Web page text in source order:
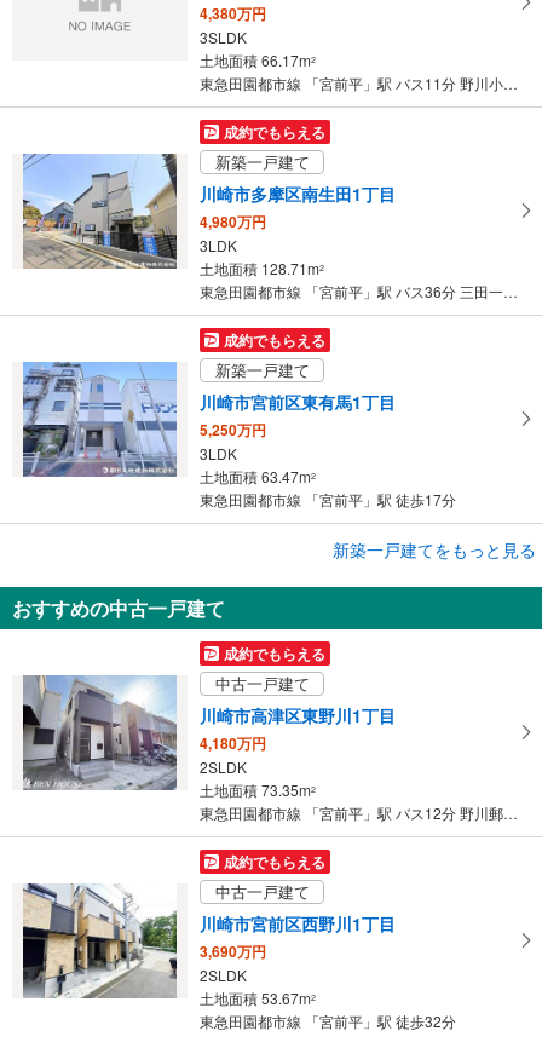
存
る
4,380万円
3SLDK
土地面積 66.17m2
東急田園都市線 「宮前平」駅 バス11分 野川小学校 バス停下車 徒歩3分
成約でもらえる
新築一戸建て
川崎市多摩区南生田1丁目
4,980万円
3LDK
土地面積 128.71m2
東急田園都市線 「宮前平」駅 バス36分 三田一丁目 バス停下車 徒歩17分
成約でもらえる
新築一戸建て
川崎市宮前区東有馬1丁目
5,250万円
3LDK
土地面積 63.47m2
東急田園都市線 「宮前平」駅 徒歩17分
川崎市宮前区東有馬1丁目
5,250万円
3LDK（※車庫約12.13m<sup>2</sup>）
土地面積 63.47m
東急田園都市線 「宮前平」駅 徒歩17分
新築一戸建てをもっと見る
おすすめの中古一戸建て
成約でもらえる
中古一戸建て
川崎市高津区東野川1丁目
4,180万円
2SLDK
土地面積 73.35m2
東急田園都市線 「宮前平」駅 バス12分 野川郵便局前 バス停下車 徒歩6分
成約でもらえる
中古一戸建て
川崎市宮前区西野川1丁目
3,690万円
2SLDK
土地面積 53.67m2
東急田園都市線 「宮前平」駅 徒歩32分